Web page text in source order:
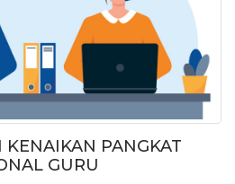
PANGKAT
GURU